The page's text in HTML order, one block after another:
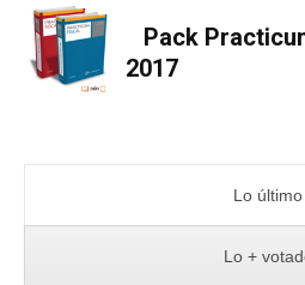
Pack
2017
Lo último
Lo +